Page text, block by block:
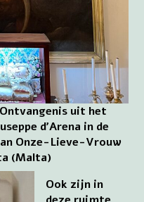
uit het
d’Arena in de
Onze-Lieve-Vrouw
(Malta)
Ook zijn in